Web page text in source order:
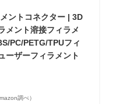
ントコネクター | 3D
メント溶接フィラメ
PC/PETG/TPUフィ
ーザーフィラメント
調べ）